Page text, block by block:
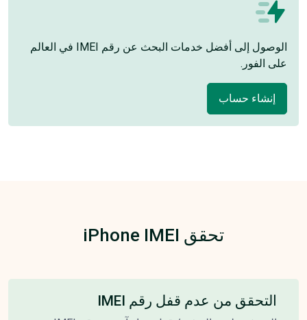
الوصول إلى أفضل خدمات البحث عن رقم IMEI في العالم
على الفور.
إنشاء حساب
تحقق iPhone IMEI
التحقق من عدم قفل رقم IMEI